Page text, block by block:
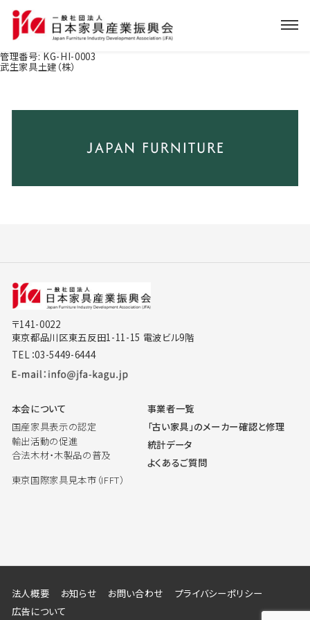
管理番号: KG-HI-0003
武生家具土建（株）
〒141-0022
東京都品川区東五反田1-11-15 電波ビル9階
TEL：03-5449-6444
本会について
国産家具表示の認定
輸出活動の促進
合法木材・木製品の普及
東京国際家具見本市（IFFT）
事業者一覧
「古い家具」のメーカー確認と修理
統計データ
よくあるご質問
法人概要 お知らせ お問い合わせ
プライバシーポリシー
広告について